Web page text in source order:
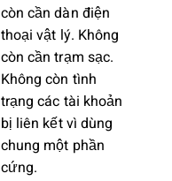
còn cần dàn điện
thoại vật lý. Không
còn cần trạm sạc.
Không còn tình
trạng các tài khoản
bị liên kết vì dùng
chung một phần
cứng.